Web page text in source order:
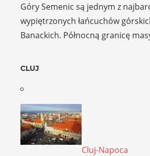
Góry Semenic są jednym z
wypiętrzonych łańcuchów
Banackich. Północną granicę
CLUJ
Cluj-Napoca